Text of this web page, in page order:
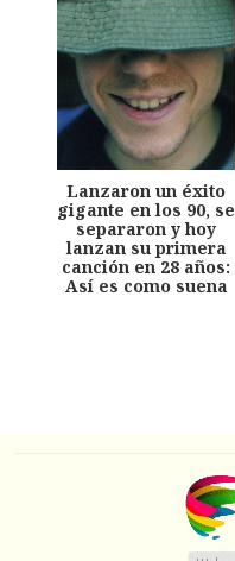
Lanzaron un éxito
gigante en los 90, se
separaron y hoy
lanzan su primera
canción en 28 años:
Así es como suena